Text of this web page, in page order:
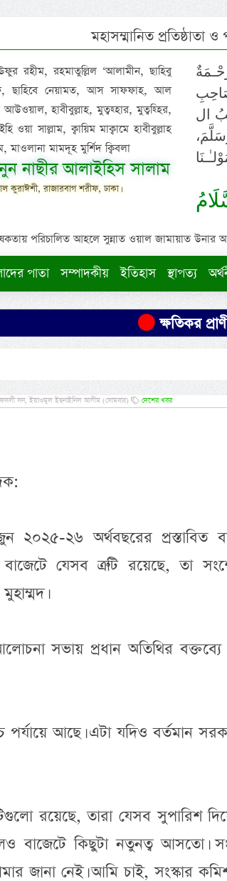
মহাসম্মানিত প্রতিষ্ঠাতা
রহীম, রহমাতুল্লিল ‘আলামীন, ছাহিবু
ছাহিবে নেয়ামত, আস সাফফাহ, আল
হাবীবুল্লাহ, মুত্বহ্হার, মুত্বহ্হির,
ওয়া সাল্লাম, ক্বায়িম মাক্বামে হাবীবুল্লাহ
মাওলানা মামদূহ মুর্শিদ ক্বিবলা
নাছীর আলাইহিস সালাম
কুরাঈশী, রাজারবাগ শরীফ, ঢাকা।
ال
পরিচালিত আহলে সুন্নাত ওয়াল জামায়াত উনার
পাতা সম্পাদকীয় ইতিহাস স্থাপত্য
ক্ষতিকর প্রাণীর
সন, ইয়াওমুল ইছনাইনিল আযীম (সোমবার) দেশের খবর
২০২৫-২৬ অর্থবছরের প্রস্তাবিত
যেসব ত্রুটি রয়েছে, তা
সভায় প্রধান অতিথির বক্তব্যে
আছে। এটা যদিও বর্তমান
রয়েছে, তারা যেসব সুপারিশ
বাজেটে কিছুটা নতুনত্ব আসতো।
জানা নেই। আমি চাই, সংস্কার
অসংখ্য
প্রমাণিত-